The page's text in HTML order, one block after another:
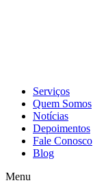
Serviços
Quem Somos
Notícias
Depoimentos
Fale Conosco
Blog
Menu